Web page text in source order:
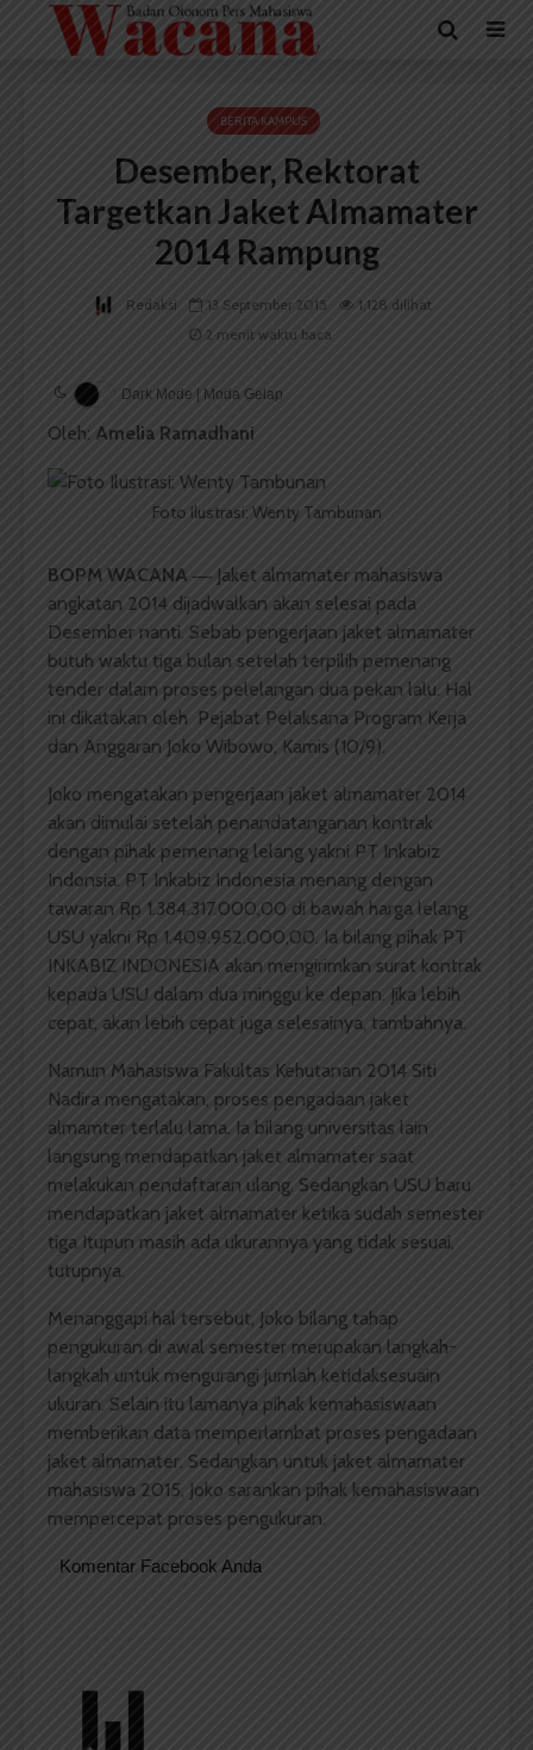
BERITA KAMPUS
Desember, Rektorat
Targetkan Jaket Almamater
2014 Rampung
Redaksi 13 September 2015
1,128 dilihat
2 menit waktu baca
Dark Mode | Moda Gelap
Oleh: Amelia Ramadhani
Foto Ilustrasi: Wenty Tambunan
BOPM WACANA ― Jaket almamater mahasiswa
angkatan 2014 dijadwalkan akan selesai pada
Desember nanti. Sebab pengerjaan jaket almamater
butuh waktu tiga bulan setelah terpilih pemenang
tender dalam proses pelelangan dua pekan lalu. Hal
ini dikatakan oleh Pejabat Pelaksana Program Kerja
dan Anggaran Joko Wibowo, Kamis (10/9).
Joko mengatakan pengerjaan jaket almamater 2014
akan dimulai setelah penandatanganan kontrak
dengan pihak pemenang lelang yakni PT Inkabiz
Indonsia. PT Inkabiz Indonesia menang dengan
tawaran Rp 1.384.317.000,00 di bawah harga lelang
USU yakni Rp 1.409.952.000,00. Ia bilang pihak PT
INKABIZ INDONESIA akan mengirimkan surat kontrak
kepada USU dalam dua minggu ke depan. Jika lebih
cepat, akan lebih cepat juga selesainya, tambahnya.
Namun Mahasiswa Fakultas Kehutanan 2014 Siti
Nadira mengatakan, proses pengadaan jaket
almamter terlalu lama. Ia bilang universitas lain
langsung mendapatkan jaket almamater saat
melakukan pendaftaran ulang. Sedangkan USU baru
mendapatkan jaket almamater ketika sudah semester
tiga Itupun masih ada ukurannya yang tidak sesuai,
tutupnya.
Menanggapi hal tersebut, Joko bilang tahap
pengukuran di awal semester merupakan langkah-
langkah untuk mengurangi jumlah ketidaksesuain
ukuran. Selain itu lamanya pihak kemahasiswaan
memberikan data memperlambat proses pengadaan
jaket almamater. Sedangkan untuk jaket almamater
mahasiswa 2015, Joko sarankan pihak kemahasiswaan
mempercepat proses pengukuran.
Komentar Facebook Anda